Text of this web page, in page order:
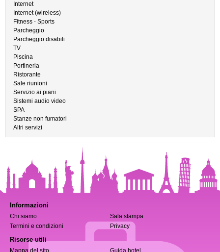
Internet
Internet (wireless)
Fitness - Sports
Parcheggio
Parcheggio disabili
TV
Piscina
Portineria
Ristorante
Sale riunioni
Servizio ai piani
Sistemi audio video
SPA
Stanze non fumatori
Altri servizi
Informazioni
Chi siamo
Sala stampa
Termini e condizioni
Privacy
Risorse utili
Mappa del sito Guida hotel